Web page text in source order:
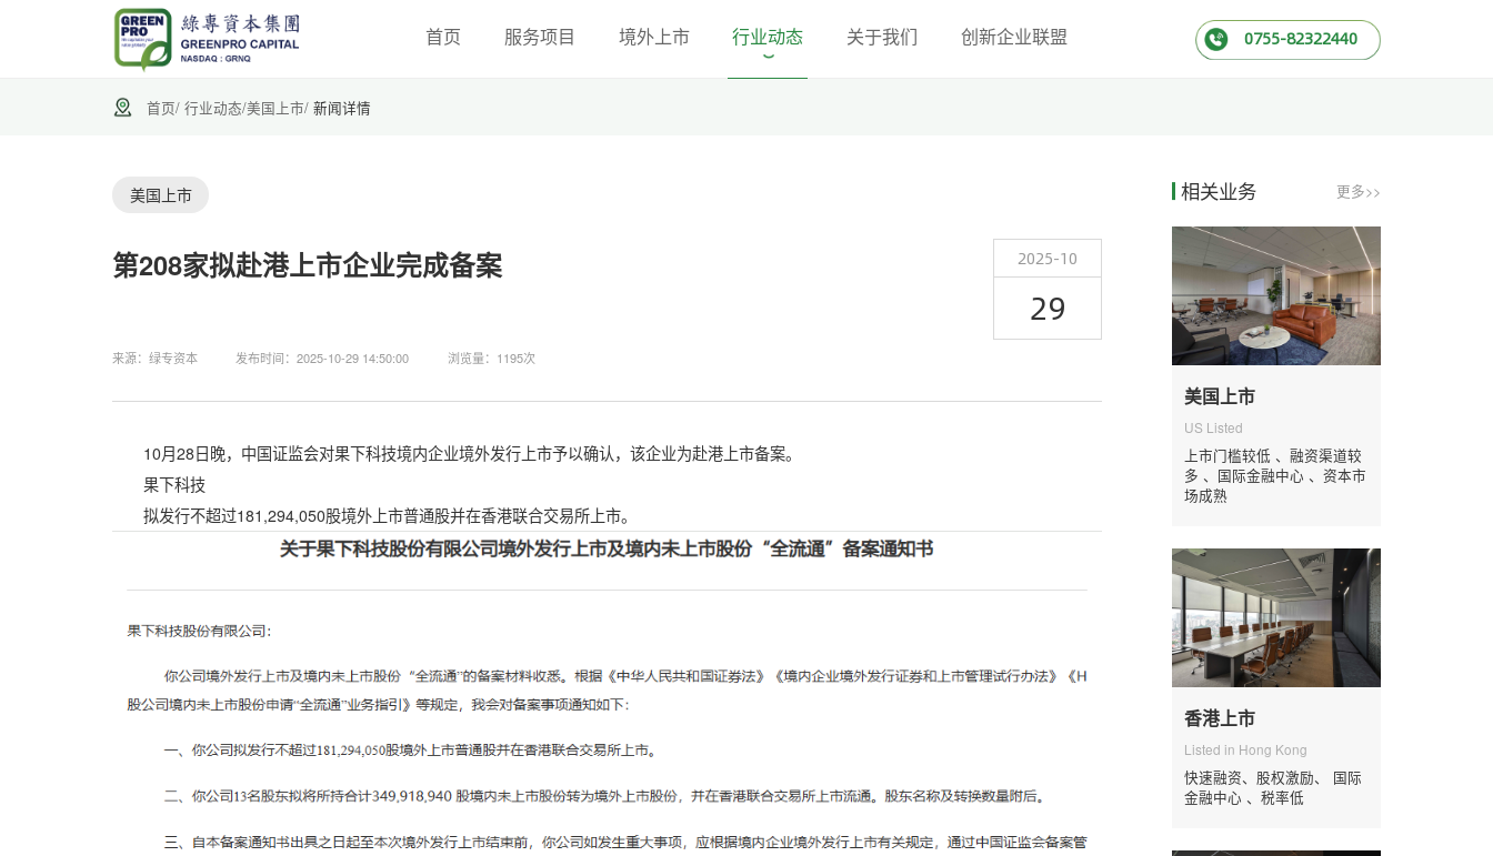
首页 服务项目 境外上市 行业动态 关于我们 创新企业联盟 0755-82322440
首页/行业动态/美国上市/ 新闻详情
美国上市
第208家拟赴港上市企业完成备案 2025-10
29
来源：绿专资本 发布时间：2025-10-29 14:50:00 浏览量：1195次
10月28日晚，中国证监会对果下科技境内企业境外发行上市予以确认，该企业为赴港上市备案。
果下科技
拟发行不超过181,294,050股境外上市普通股并在香港联合交易所上市。
相关业务 更多>>
美国上市
US Listed
上市门槛较低 、融资渠道较
多 、国际金融中心 、资本市
场成熟
香港上市
Listed in Hong Kong
快速融资、股权激励、 国际
金融中心 、税率低